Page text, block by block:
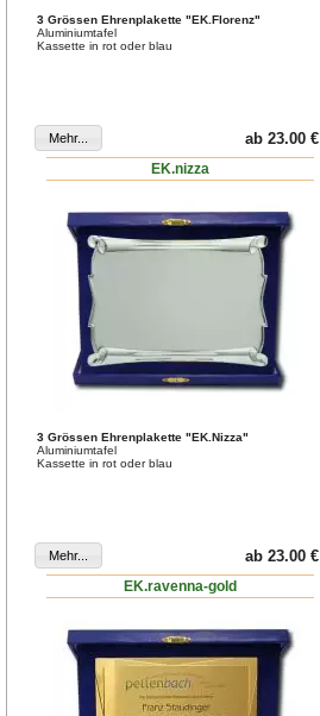
3 Grössen Ehrenplakette "EK.Florenz"
Aluminiumtafel
Kassette in rot oder blau
ab 23.00 €
EK.nizza
3 Grössen Ehrenplakette "EK.Nizza"
Aluminiumtafel
Kassette in rot oder blau
ab 23.00 €
EK.ravenna-gold